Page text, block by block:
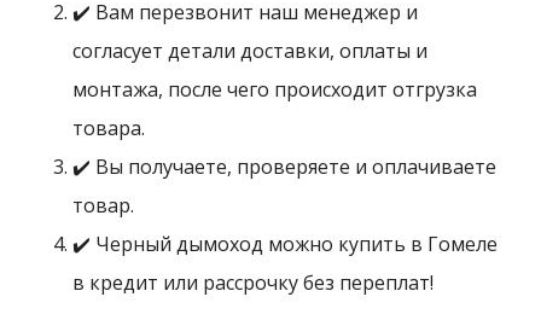
✔️ Вам перезвонит наш менеджер и
согласует детали доставки, оплаты и
монтажа, после чего происходит отгрузка
товара.
✔️ Вы получаете, проверяете и оплачиваете
товар.
✔️ Черный дымоход можно купить в Гомеле
в кредит или рассрочку без переплат!